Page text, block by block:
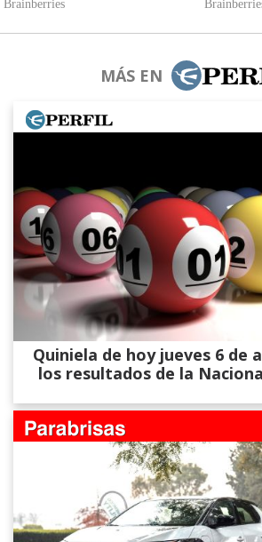
MÁS EN
Quiniela de hoy jueves 6 de
los resultados de la